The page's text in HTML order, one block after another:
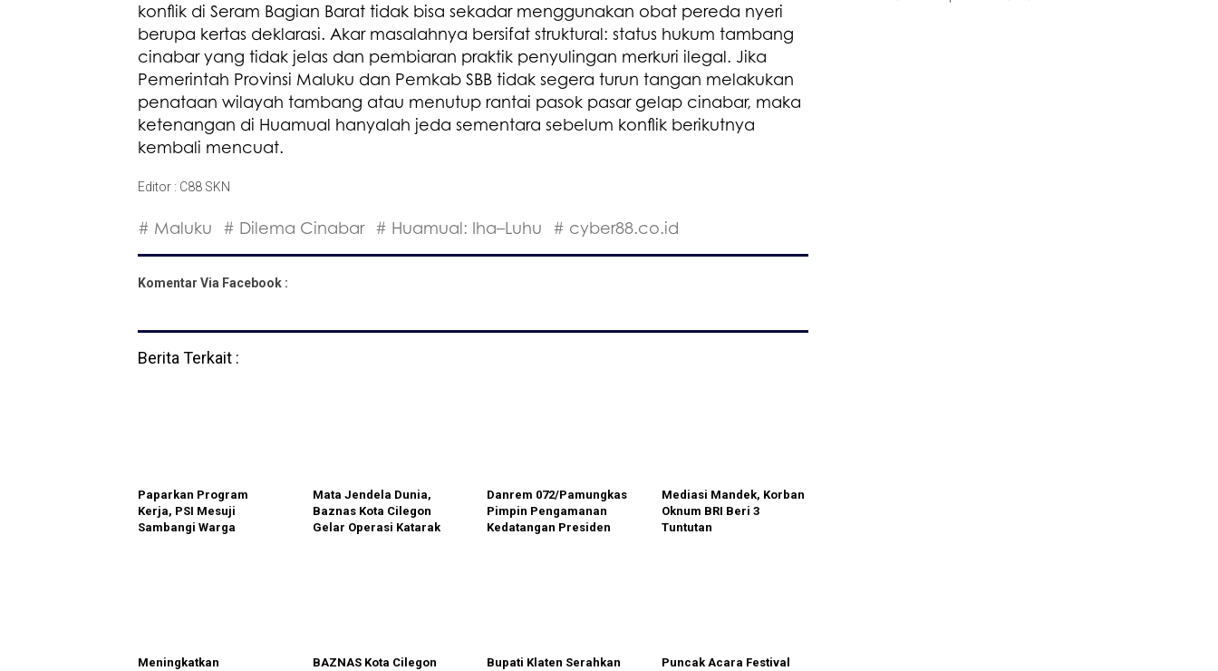
konflik di Seram Bagian Barat tidak bisa sekadar menggunakan obat pereda nyeri
berupa kertas deklarasi. Akar masalahnya bersifat struktural: status hukum tambang
cinabar yang tidak jelas dan pembiaran praktik penyulingan merkuri ilegal. Jika
Pemerintah Provinsi Maluku dan Pemkab SBB tidak segera turun tangan melakukan
penataan wilayah tambang atau menutup rantai pasok pasar gelap cinabar, maka
ketenangan di Huamual hanyalah jeda sementara sebelum konflik berikutnya
kembali mencuat.
Editor : C88 SKN
# Maluku # Dilema Cinabar # Huamual: Iha–Luhu # cyber88.co.id
Komentar Via Facebook :
Berita Terkait :
Paparkan Program
Kerja, PSI Mesuji
Sambangi Warga
Mata Jendela Dunia,
Baznas Kota Cilegon
Gelar Operasi Katarak
Danrem 072/Pamungkas
Pimpin Pengamanan
Kedatangan Presiden
Mediasi Mandek, Korban
Oknum BRI Beri 3
Tuntutan
Meningkatkan
BAZNAS Kota Cilegon
Bupati Klaten Serahkan
Puncak Acara Festival